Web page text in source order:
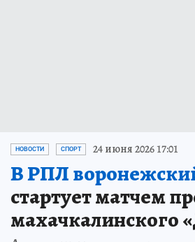
НОВОСТИ СПОРТ 24 июня 2026 17:01
В РПЛ
стартует матчем
махачкалинского